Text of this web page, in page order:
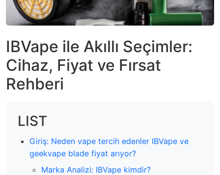
IBVape ile Akıllı Seçimler:
Cihaz, Fiyat ve Fırsat
Rehberi
LIST
Giriş: Neden vape tercih edenler IBVape ve
geekvape blade fiyat arıyor?
Marka Analizi: IBVape kimdir?